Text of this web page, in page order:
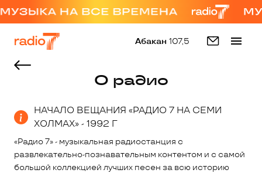
Абакан 107,5
О радио
НАЧАЛО ВЕЩАНИЯ «РАДИО 7 НА СЕМИ
ХОЛМАХ» - 1992 Г
«Радио 7» - музыкальная радиостанция с
развлекательно-познавательным контентом и с самой
большой коллекцией лучших песен за всю историю